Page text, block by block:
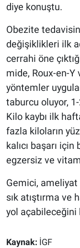
diye konuştu.
Obezite
değişiklikleri ilk
cerrahi öne
mide, Roux-en-
yöntemler
taburcu oluyor,
Kilo kaybı ilk
fazla kiloların
kalıcı başarı
egzersiz ve
Gemici, ameliyat
sık atıştırma ve
yol
Kaynak: İGF